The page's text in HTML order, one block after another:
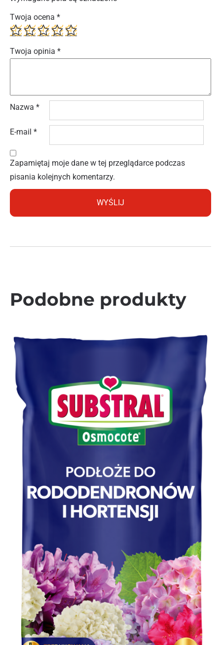
Twoja ocena *
Twoja opinia *
Nazwa *
E-mail *
Zapamiętaj moje dane w tej przeglądarce podczas
pisania kolejnych komentarzy.
Podobne produkty